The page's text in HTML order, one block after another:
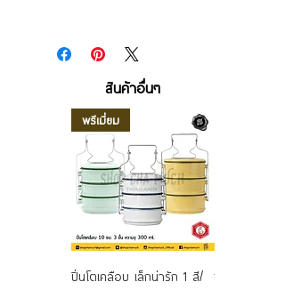
สินค้าอื่นๆ
พรีเมี่ยม
ปิ่นโตเคลือบ เล็กน่ารัก 1 สี/ ชามเคลือบ